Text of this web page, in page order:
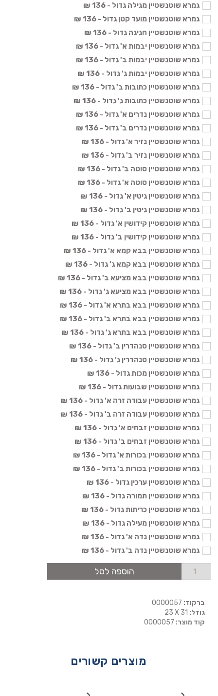
גמרא שוטנשטיין מגילה גדול - 136 ₪
גמרא שוטנשטיין מועד קטן גדול - 136 ₪
גמרא שוטנשטיין חגיגה גדול - 136 ₪
גמרא שוטנשטיין יבמות א' גדול - 136 ₪
גמרא שוטנשטיין יבמות ב' גדול - 136 ₪
גמרא שוטנשטיין יבמות ג' גדול - 136 ₪
גמרא שוטנשטיין כתובות ב' גדול - 136 ₪
גמרא שוטנשטיין כתובות ג' גדול - 136 ₪
גמרא שוטנשטיין נדרים א' גדול - 136 ₪
גמרא שוטנשטיין נדרים ב' גדול - 136 ₪
גמרא שוטנשטיין נזיר א' גדול - 136 ₪
גמרא שוטנשטיין נזיר ב' גדול - 136 ₪
גמרא שוטנשטיין סוטה ב' גדול - 136 ₪
גמרא שוטנשטיין סוטה א' גדול - 136 ₪
גמרא שוטנשטיין גיטין א' גדול - 136 ₪
גמרא שוטנשטיין גיטין ב' גדול - 136 ₪
גמרא שוטנשטיין קידושין א' גדול - 136 ₪
גמרא שוטנשטיין קידושין ב' גדול - 136 ₪
גמרא שוטנשטיין בבא קמא א' גדול - 136 ₪
גמרא שוטנשטיין בבא קמא ג' גדול - 136 ₪
גמרא שוטנשטיין בבא מציעא ב' גדול - 136 ₪
גמרא שוטנשטיין בבא מציעא ג' גדול - 136 ₪
גמרא שוטנשטיין בבא בתרא א' גדול - 136 ₪
גמרא שוטנשטיין בבא בתרא ב' גדול - 136 ₪
גמרא שוטנשטיין בבא בתרא ג' גדול - 136 ₪
גמרא שוטנשטיין סנהדרין ב' גדול - 136 ₪
גמרא שוטנשטיין סנהדרין ג' גדול - 136 ₪
גמרא שוטנשטיין מכות גדול - 136 ₪
גמרא שוטנשטיין שבועות גדול - 136 ₪
גמרא שוטנשטיין עבודה זרה א' גדול - 136 ₪
גמרא שוטנשטיין עבודה זרה ב' גדול - 136 ₪
גמרא שוטנשטיין זבחים א' גדול - 136 ₪
גמרא שוטנשטיין זבחים ב' גדול - 136 ₪
גמרא שוטנשטיין בכורות א' גדול - 136 ₪
גמרא שוטנשטיין בכורות ב' גדול - 136 ₪
גמרא שוטנשטיין ערכין גדול - 136 ₪
גמרא שוטנשטיין תמורה גדול - 136 ₪
גמרא שוטנשטיין כריתות גדול - 136 ₪
גמרא שוטנשטיין מעילה גדול - 136 ₪
גמרא שוטנשטיין נדה א' גדול - 136 ₪
גמרא שוטנשטיין נדה ב' גדול - 136 ₪
הוספה לסל
ברקוד:
גודל: 23 X 31
קוד מוצר:
מוצרים קשורים